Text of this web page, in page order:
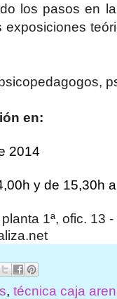
los pasos en
exposiciones
en:
2014
y de 15,30h
1ª, ofic. 13
,técnica caja